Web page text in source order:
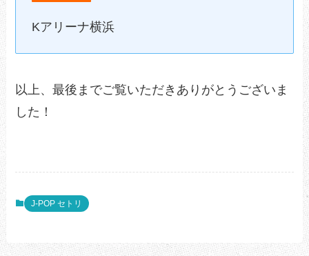
Kアリーナ横浜
以上、最後までご覧いただきありがとうございま
した！
J-POP セトリ